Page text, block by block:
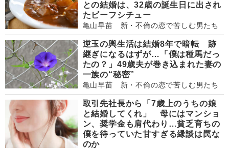
との結婚は、32歳の誕生日に出され
たビーフシチュー
亀山早苗 新・不倫の恋で苦しむ男たち
逆玉の輿生活は結婚8年で暗転 跡
継ぎになるはずが…「僕は種馬だっ
たの？」49歳夫が巻き込まれた妻の
一族の“秘密”
亀山早苗 新・不倫の恋で苦しむ男たち
取引先社長から「7歳上のうちの娘
と結婚してくれ」 母にはマンショ
ン、奨学金も肩代わり…貧乏育ちの
僕を待っていた甘すぎる縁談は罠な
のか